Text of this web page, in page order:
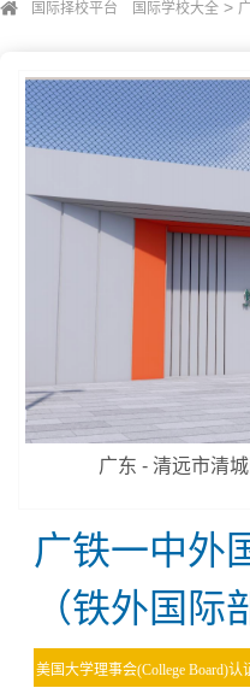
国际择校平台 国际学校大全 >
广东 - 清远市清
广铁一中外
（铁外国际
美国大学理事会(College Board)认